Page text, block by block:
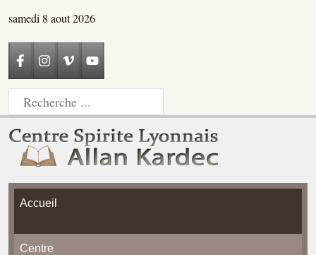
samedi 8 aout 2026
Accueil
Centre